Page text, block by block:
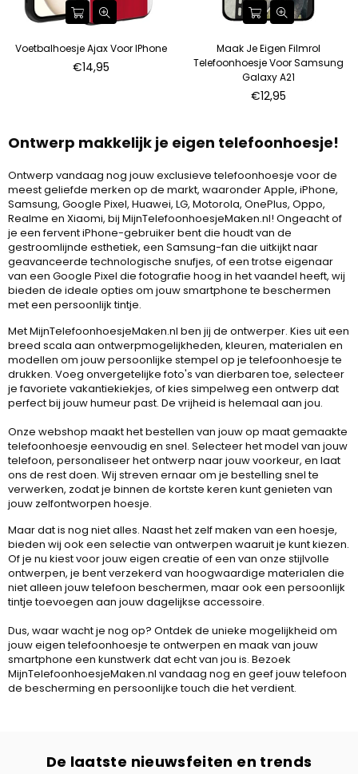
Voetbalhoesje Ajax Voor IPhone
€14,95
Maak Je Eigen Filmrol
Telefoonhoesje Voor Samsung
Galaxy A21
Normale
€12,95
Ontwerp makkelijk je eigen telefoonhoesje!
Ontwerp vandaag nog jouw exclusieve telefoonhoesje voor de
meest geliefde merken op de markt, waaronder Apple, iPhone,
Samsung, Google Pixel, Huawei, LG, Motorola, OnePlus, Oppo,
Realme en Xiaomi, bij MijnTelefoonhoesjeMaken.nl! Ongeacht of
je een fervent iPhone-gebruiker bent die houdt van de
gestroomlijnde esthetiek, een Samsung-fan die uitkijkt naar
geavanceerde technologische snufjes, of een trotse eigenaar
van een Google Pixel die fotografie hoog in het vaandel heeft, wij
bieden de ideale opties om jouw smartphone te beschermen
met een persoonlijk tintje.
Met MijnTelefoonhoesjeMaken.nl ben jij de ontwerper. Kies uit een
breed scala aan ontwerpmogelijkheden, kleuren, materialen en
modellen om jouw persoonlijke stempel op je telefoonhoesje te
drukken. Voeg onvergetelijke foto's van dierbaren toe, selecteer
je favoriete vakantiekiekjes, of kies simpelweg een ontwerp dat
perfect bij jouw humeur past. De vrijheid is helemaal aan jou.
Onze webshop maakt het bestellen van jouw op maat gemaakte
telefoonhoesje eenvoudig en snel. Selecteer het model van jouw
telefoon, personaliseer het ontwerp naar jouw voorkeur, en laat
ons de rest doen. Wij streven ernaar om je bestelling snel te
verwerken, zodat je binnen de kortste keren kunt genieten van
jouw zelfontworpen hoesje.
Maar dat is nog niet alles. Naast het zelf maken van een hoesje,
bieden wij ook een selectie van ontwerpen waaruit je kunt kiezen.
Of je nu kiest voor jouw eigen creatie of een van onze stijlvolle
ontwerpen, je bent verzekerd van hoogwaardige materialen die
niet alleen jouw telefoon beschermen, maar ook een persoonlijk
tintje toevoegen aan jouw dagelijkse accessoire.
Dus, waar wacht je nog op? Ontdek de unieke mogelijkheid om
jouw eigen telefoonhoesje te ontwerpen en maak van jouw
smartphone een kunstwerk dat echt van jou is. Bezoek
MijnTelefoonhoesjeMaken.nl vandaag nog en geef jouw telefoon
de bescherming en persoonlijke touch die het verdient.
De laatste nieuwsfeiten en trends